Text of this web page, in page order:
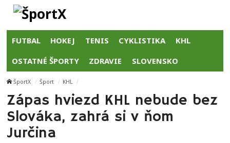
FUTBAL HOKEJ TENIS CYKLISTIKA KHL
OSTATNÉ ŠPORTY ZDRAVIE SLOVENSKO
ŠportX Šport KHL
Zápas hviezd KHL nebude bez
Slováka, zahrá si v ňom
Jurčina